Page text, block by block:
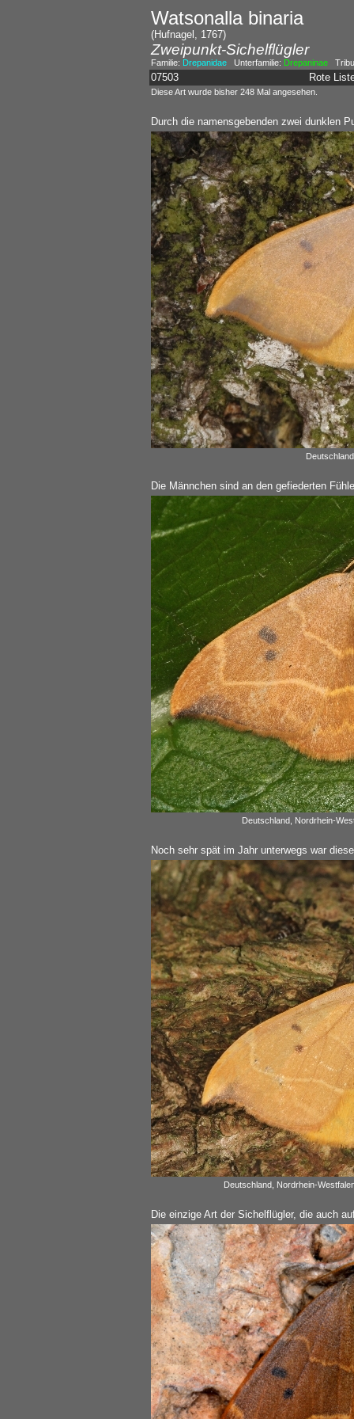
Watsonalla binaria
(Hufnagel, 1767)
Zweipunkt-Sichelflügler
Familie: DrepanidaeUnterfamilie: Drepaninae
07503 Rote
Diese Art wurde bisher 248 Mal angesehen.
Durch die namensgebenden zwei dunklen
Die Männchen sind an den gefiederten
Deutschland, Nordrhein-
Noch sehr spät im Jahr unterwegs war
Deutschland, Nordrhein-
Die einzige Art der Sichelflügler, die auch